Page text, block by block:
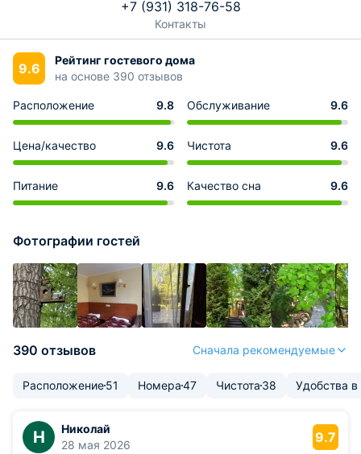
+7 (931) 318-76-58
Контакты
9.6
Рейтинг гостевого дома
на основе 390 отзывов
Расположение 9.8 Обслуживание 9.6
Цена/качество 9.6 Чистота 9.6
Питание 9.6 Качество сна 9.6
Фотографии гостей
390 отзывов Сначала рекомендуемые
Расположение51 Номера47 Чистота 38 Удобства
Н
Николай
28 мая 2026
9.7